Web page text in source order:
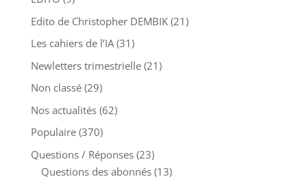
Edito de Christopher DEMBIK(21)
Les cahiers de l’IA(31)
Newletters trimestrielle(21)
Non classé(29)
Nos actualités(62)
Populaire(370)
Questions / Réponses(23)
Questions des abonnés(13)